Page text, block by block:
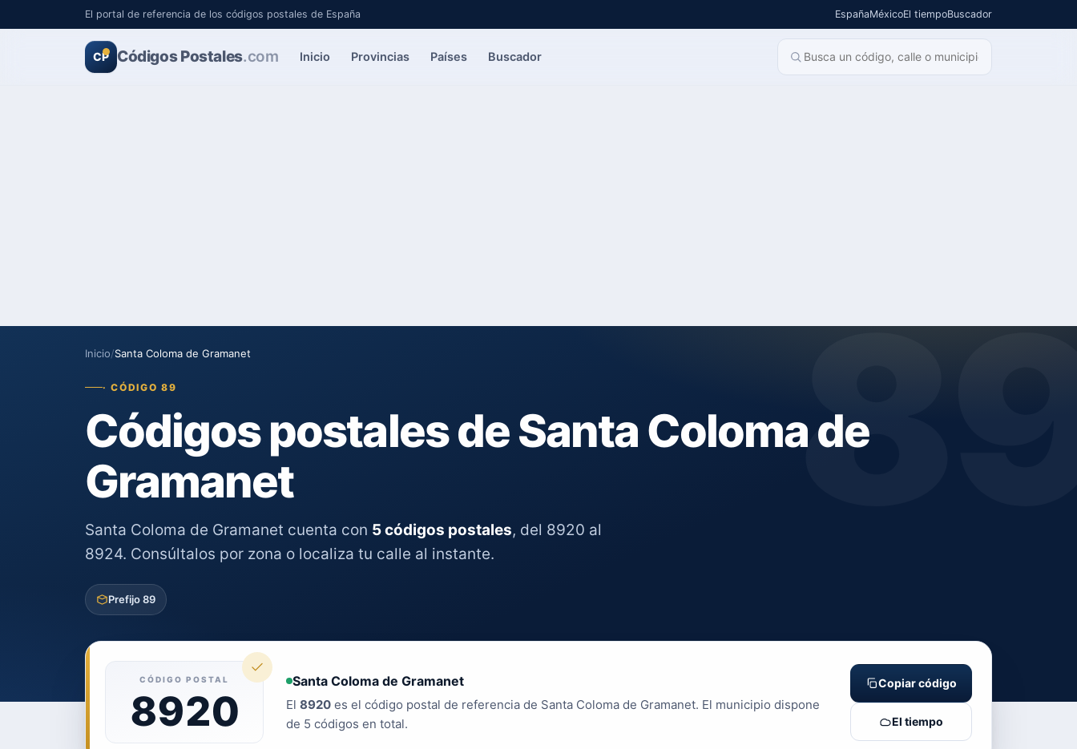
El portal de referencia de los códigos postales de España EspañaMéxicoEl tiempoBuscador
CP Códigos Postales.com Inicio Provincias Países Buscador
Inicio/Santa Coloma de Gramanet
· CÓDIGO 89
Códigos postales de Santa Coloma de
Gramanet
Santa Coloma de Gramanet cuenta con 5 códigos postales, del 8920 al
8924. Consúltalos por zona o localiza tu calle al instante.
Prefijo 89
CÓDIGO POSTAL
8920
Santa Coloma de Gramanet
El 8920 es el código postal de referencia de Santa Coloma de Gramanet. El municipio dispone
de 5 códigos en total.
Copiar código
El tiempo